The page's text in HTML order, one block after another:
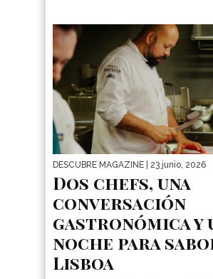
DESCUBRE MAGAZINE | 23 junio, 2026
Dos chefs, una
conversación
gastronómica y
noche para
Lisboa